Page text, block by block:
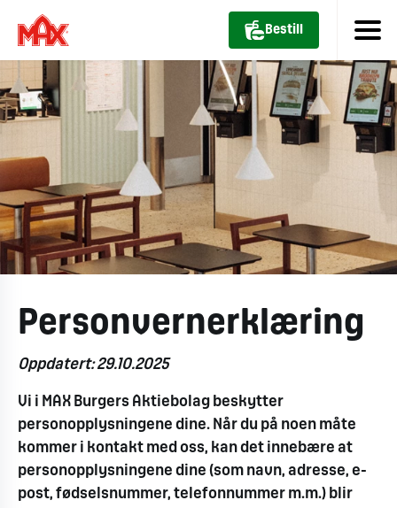
Bestill
Personvernerklæring
Oppdatert: 29.10.2025
Vi i MAX Burgers Aktiebolag beskytter
personopplysningene dine. Når du på noen måte
kommer i kontakt med oss, kan det innebære at
personopplysningene dine (som navn, adresse, e-
post, fødselsnummer, telefonnummer m.m.) blir